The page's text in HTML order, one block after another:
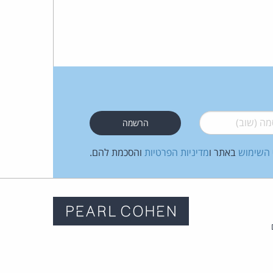
(שוב)*
השימוש באתר ומדיניות הפרטיות והסכמת להם.